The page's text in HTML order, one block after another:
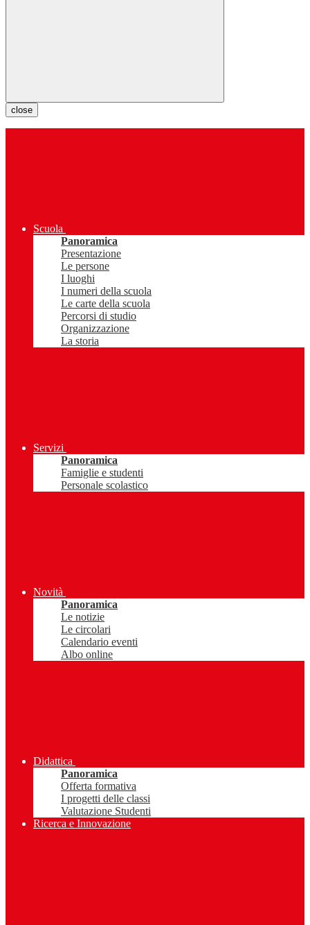
close
Scuola
Panoramica
Presentazione
Le persone
I luoghi
I numeri della scuola
Le carte della scuola
Percorsi di studio
Organizzazione
La storia
Servizi
Panoramica
Famiglie e studenti
Personale scolastico
Novità
Panoramica
Le notizie
Le circolari
Calendario eventi
Albo online
Didattica
Panoramica
Offerta formativa
I progetti delle classi
Valutazione Studenti
Ricerca e Innovazione